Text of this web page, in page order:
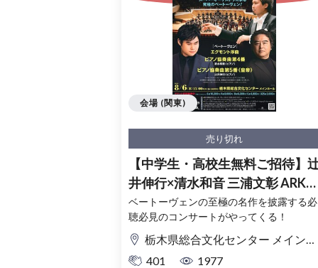
売り切れ
【中学生・高校生無料ご招待】
井伸行×清水和音 三浦文彰 ARKフ
ィルハーモニック≪究極のベー
ーヴェン≫(栃木公演)
ベートーヴェンの至極の名作を披露する必
聴必見のコンサートがやってくる！
栃木県総合文化センター メインホール
401
1977
会場 (関東)